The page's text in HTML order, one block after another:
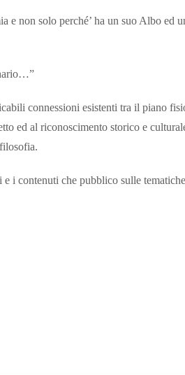
e non solo perché’ ha un suo Albo ed
connessioni esistenti tra il piano
ed al riconoscimento storico e
e i contenuti che pubblico sulle